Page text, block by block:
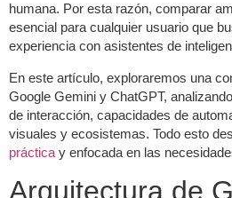
humana. Por esta razón, comparar
esencial para cualquier usuario que
experiencia con asistentes de
En este artículo, exploraremos una
Google Gemini y ChatGPT,
de interacción, capacidades de
visuales y ecosistemas. Todo esto
práctica y enfocada en las
Arquitectura de